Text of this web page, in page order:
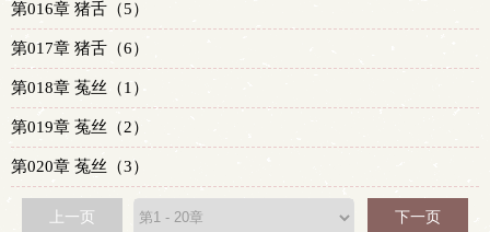
第016章 猪舌（5）
第017章 猪舌（6）
第018章 菟丝（1）
第019章 菟丝（2）
第020章 菟丝（3）
上一页 下一页